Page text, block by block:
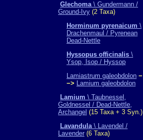
Glechoma\ Gundermann /
Ground-Ivy (2 Taxa)
Horminum pyrenaicum \
Drachenmaul / Pyrenean
Dead-Nettle
Hyssopus officinalis \
Ysop, Isop / Hyssop
Lamiastrum galeobdolon −
−> Lamium galeobdolon
Lamium \ Taubnessel,
Goldnessel / Dead-Nettle,
Archangel (15 Taxa + 3 Syn.)
Lavandula\ Lavendel /
Lavender (6 Taxa)